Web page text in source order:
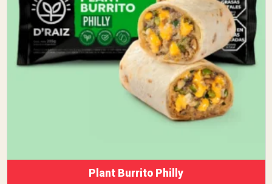
Plant Burrito Philly